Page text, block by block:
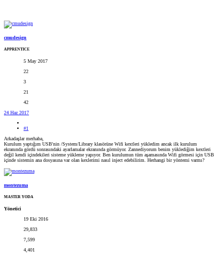
cmudesign
APPRENTICE
5 May 2017
22
3
21
42
24 Haz 2017
#1
Arkadaşlar merhaba,
Kurulum yaptığım USB'nin /System/Library klasörüne Wifi kextleri yükledim ancak ilk kurulum
ekranında gördü sonrasındaki ayarlamalar ekranında görmüyor. Zannediyorum benim yüklediğim kextleri
değil kendi içindekileri sisteme yükleme yapıyor. Ben kurulumun tüm aşamasında Wifi görmesi için USB
içinde sistemin ana dosyasına var olan kexlerimi nasıl inject edebilirim. Herhangi bir yöntemi varmı?
montezuma
MASTER YODA
Yönetici
19 Eki 2016
29,833
7,599
4,401